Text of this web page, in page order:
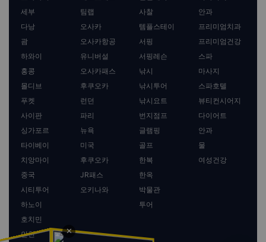
세부
다낭
괌
하와이
홍콩
몰디브
푸켓
사이판
싱가포르
타이베이
치앙마이
중국
시티투어
하노이
호치민
인천
팀랩
오사카
오사카항공
유니버설
오사카패스
후쿠오카
런던
파리
뉴욕
미국
후쿠오카
JR패스
오키나와
사찰
템플스테이
서핑
서핑레슨
낚시
낚시투어
낚시요트
번지점프
글램핑
골프
한복
한옥
박물관
투어
안과
프리미엄치과
프리미엄건강
스파
마사지
스파호텔
뷰티컨시어지
다이어트
안과
물
여성건강
✕